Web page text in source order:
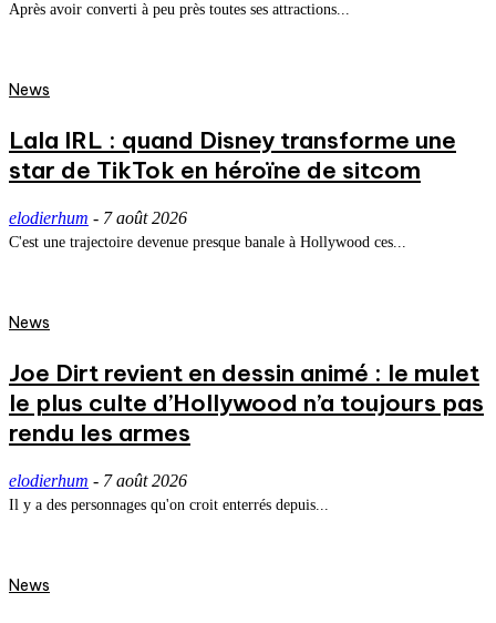
Après avoir converti à peu près toutes ses attractions...
News
Lala IRL : quand Disney transforme une
star de TikTok en héroïne de sitcom
elodierhum - 7 août 2026
C'est une trajectoire devenue presque banale à Hollywood ces...
News
Joe Dirt revient en dessin animé : le mulet
le plus culte d’Hollywood n’a toujours pas
rendu les armes
elodierhum - 7 août 2026
Il y a des personnages qu'on croit enterrés depuis...
News